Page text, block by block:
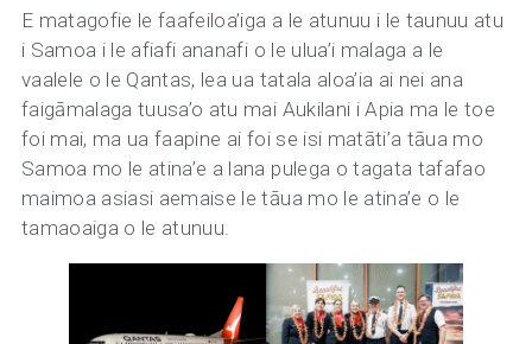
E matagofie le faafeiloa’iga a le atunuu i le taunuu atu
i Samoa i le afiafi ananafi o le ulua’i malaga a le
vaalele o le Qantas, lea ua tatala aloa’ia ai nei ana
faigāmalaga tuusa’o atu mai Aukilani i Apia ma le toe
foi mai, ma ua faapine ai foi se isi matāti’a tāua mo
Samoa mo le atina’e a lana pulega o tagata tafafao
maimoa asiasi aemaise le tāua mo le atina’e o le
tamaoaiga o le atunuu.